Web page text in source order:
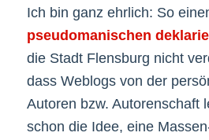
Ich bin ganz ehrlich: So
pseudomanischen
die Stadt Flensburg nicht
dass Weblogs von der
Autoren bzw. Autorenschaft
schon die Idee, eine